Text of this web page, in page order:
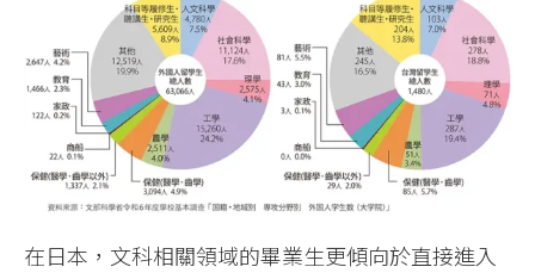
在日本，文科相關領域的畢業生更傾向於直接進入